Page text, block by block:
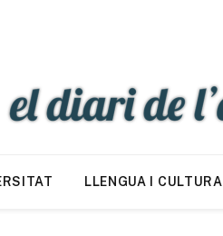
LLENGUA I CULTURA